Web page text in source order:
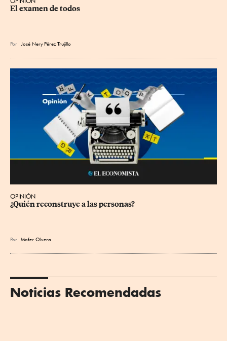
El examen de todos
Por José Nery Pérez Trujillo
OPINIÓN
¿Quién reconstruye a las personas?
Por Mafer Olvera
Noticias Recomendadas